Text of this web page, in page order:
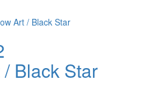
Black Star